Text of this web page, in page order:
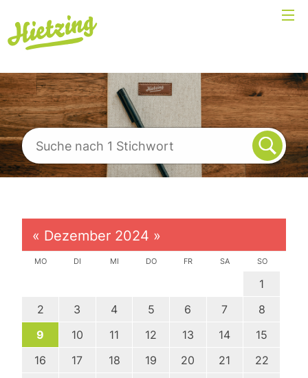
« Dezember 2024 »
MO DI MI DO FR SA SO
1
2
3 4 5 6 7
8
9
10 11 12 13 14
15
16
17 18 19 20 21
22